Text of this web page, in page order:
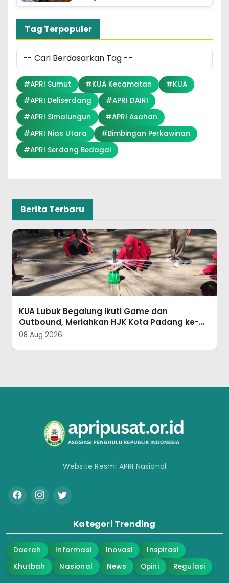
Tag Terpopuler
#APRI Sumut #KUA Kecamatan
#KUA
#APRI Deliserdang
#APRI DAIRI
#APRI Simalungun
#APRI Asahan
#APRI Nias Utara
#Bimbingan Perkawinan
#APRI Serdang Bedagai
Berita Terbaru
PC APRI Simalungun Turut Semarakkan
Gebyar Kemerdekaan RI ke-81 dan Lomba
Mars Fahmi UMMI se-Sumut
08 Aug 2026
Website Resmi APRI Nasional
Kategori Trending
Daerah Informasi Inovasi
Inspirasi
Khutbah
Nasional News Opini Regulasi